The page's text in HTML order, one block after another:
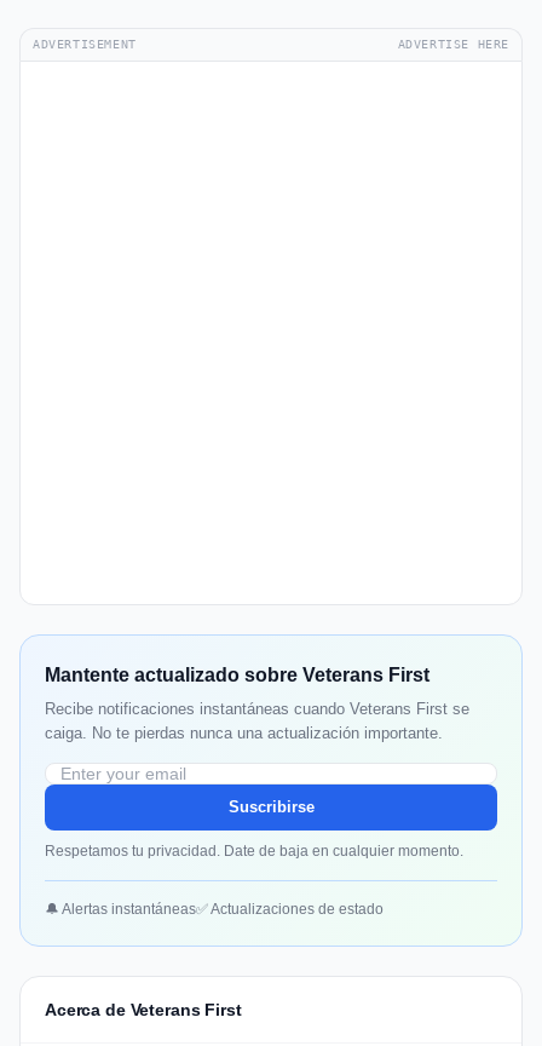
ADVERTISEMENT ADVERTISE HERE
Mantente actualizado sobre Veterans First
Recibe notificaciones instantáneas cuando Veterans First se
caiga. No te pierdas nunca una actualización importante.
Suscribirse
Respetamos tu privacidad. Date de baja en cualquier momento.
🔔 Alertas instantáneas✅ Actualizaciones de estado
Acerca de Veterans First